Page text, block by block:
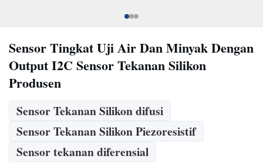
Sensor Tingkat Uji Air Dan Minyak Dengan
Output I2C Sensor Tekanan Silikon
Produsen
Sensor Tekanan Silikon difusi
Sensor Tekanan Silikon Piezoresistif
Sensor tekanan diferensial